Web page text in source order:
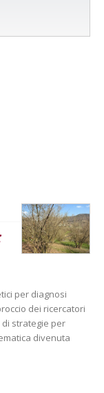
per diagnosi
dei ricercatori
di strategie per
divenuta